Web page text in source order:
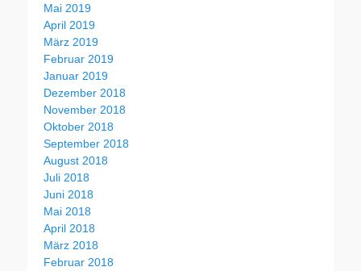
Mai 2019
April 2019
März 2019
Februar 2019
Januar 2019
Dezember 2018
November 2018
Oktober 2018
September 2018
August 2018
Juli 2018
Juni 2018
Mai 2018
April 2018
März 2018
Februar 2018